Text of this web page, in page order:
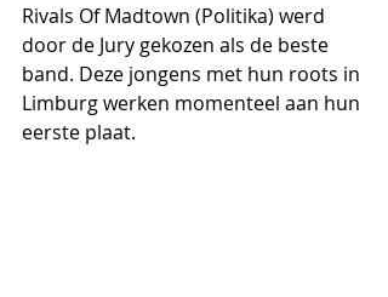
Rivals Of Madtown (Politika) werd
door de Jury gekozen als de beste
band. Deze jongens met hun roots in
Limburg werken momenteel aan hun
eerste plaat.